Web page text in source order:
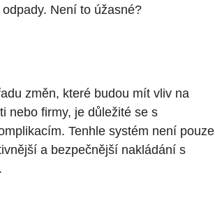
Není to úžasné?
změn, které budou mít vliv na
nebo firmy, je důležité se s
Tenhle systém není pouze
a bezpečnější nakládání s